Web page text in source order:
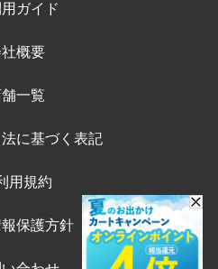
ガイド
概要
舗一覧
に基づく表記
用規約
保護方針